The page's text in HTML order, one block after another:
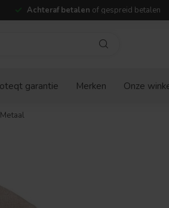
Achteraf betalen of gespreid betalen
garantie Merken Onze